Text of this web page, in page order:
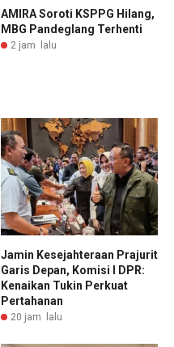
AMIRA Soroti KSPPG Hilang,
MBG Pandeglang Terhenti
2 jam lalu
Jamin Kesejahteraan Prajurit
Garis Depan, Komisi I DPR:
Kenaikan Tukin Perkuat
Pertahanan
20 jam lalu